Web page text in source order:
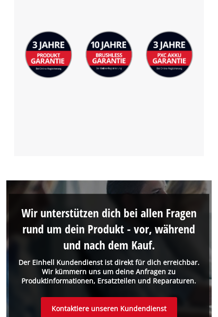
Der Einhell Kundendienst ist direkt für dich erreichbar.
Wir kümmern uns um deine Anfragen zu
Produktinformationen, Ersatzteilen und Reparaturen.
Wir unterstützen dich bei allen Fragen
rund um dein Produkt - vor, während
und nach dem Kauf.
Kontaktiere unseren Kundendienst